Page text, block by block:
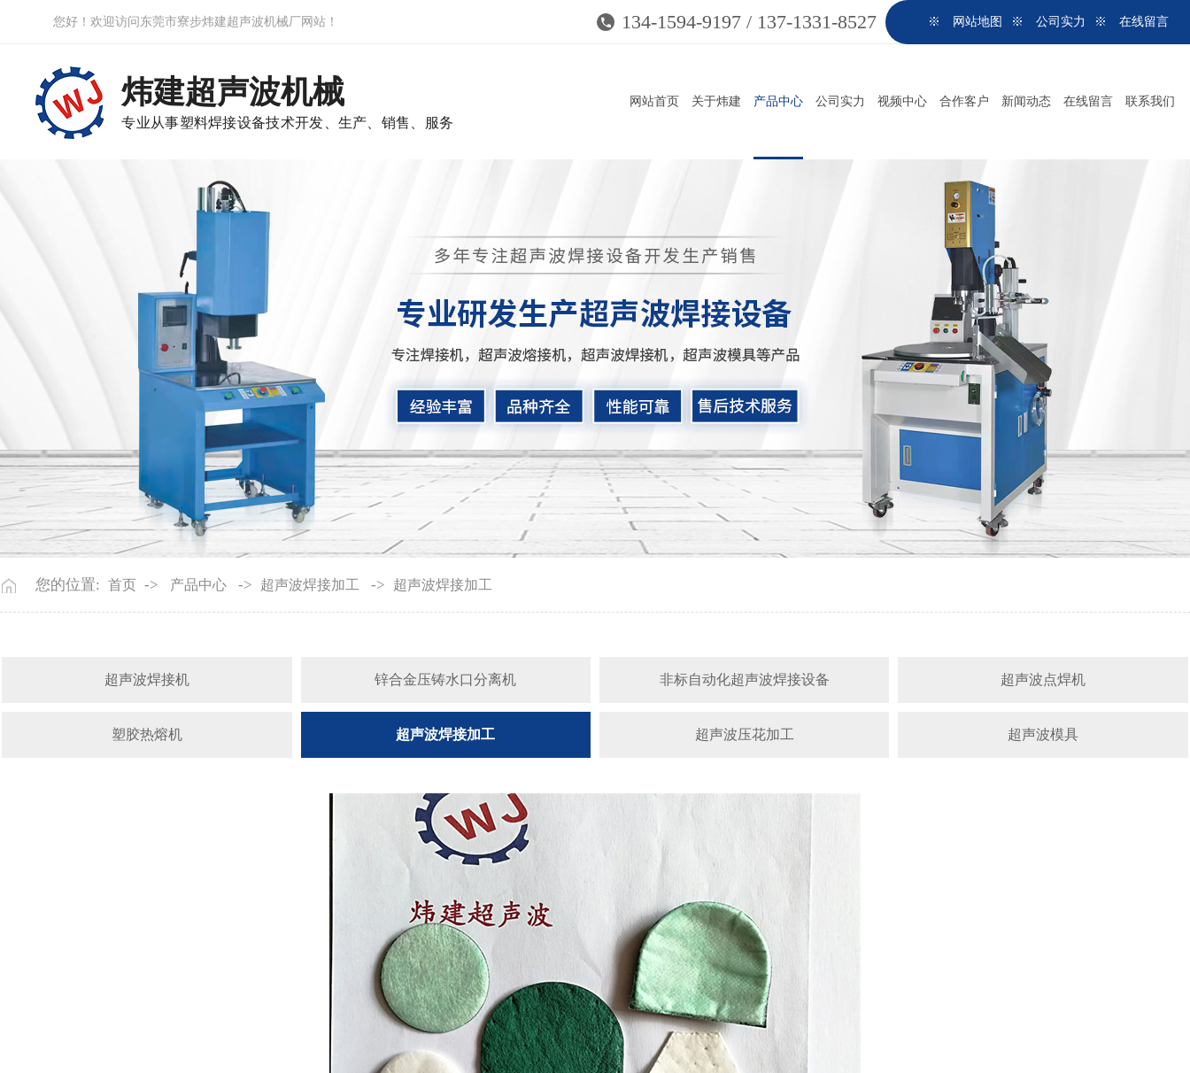
您好！欢迎访问东莞市寮步炜建超声波机械厂网站！ 134-1594-9197 / 137-1331-8527 ※ 网站地图 ※ 公司实力 ※ 在线留言
炜建超声波机械
专业从事塑料焊接设备技术开发、生产、销售、服务
网站首页 关于炜建 产品中心 公司实力 视频中心 合作客户 新闻动态 在线留言 联系我们
您的位置: 首页 -> 产品中心 -> 超声波焊接加工 -> 超声波焊接加工
超声波焊接机 锌合金压铸水口分离机 非标自动化超声波焊接设备 超声波点焊机
塑胶热熔机 超声波焊接加工 超声波压花加工 超声波模具